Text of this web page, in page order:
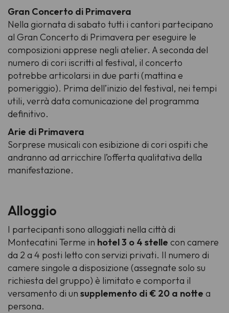
Gran Concerto di Primavera
Nella giornata di sabato tutti i cantori partecipano
al Gran Concerto di Primavera per eseguire le
composizioni apprese negli atelier. A seconda del
numero di cori iscritti al festival, il concerto
potrebbe articolarsi in due parti (mattina e
pomeriggio). Prima dell’inizio del festival, nei tempi
utili, verrà data comunicazione del programma
definitivo.
Arie di Primavera
Sorprese musicali con esibizione di cori ospiti che
andranno ad arricchire l’offerta qualitativa della
manifestazione.
Alloggio
I partecipanti sono alloggiati nella città di
Montecatini Terme in hotel 3 o 4 stelle con camere
da 2 a 4 posti letto con servizi privati. Il numero di
camere singole a disposizione (assegnate solo su
richiesta del gruppo) è limitato e comporta il
versamento di un supplemento di € 20 a notte a
persona.